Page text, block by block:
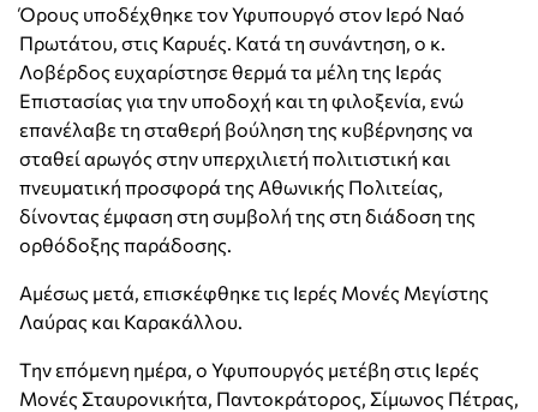
Όρους υποδέχθηκε τον Υφυπουργό στον Ιερό Ναό
Πρωτάτου, στις Καρυές. Κατά τη συνάντηση, ο κ.
Λοβέρδος ευχαρίστησε θερμά τα μέλη της Ιεράς
Επιστασίας για την υποδοχή και τη φιλοξενία, ενώ
επανέλαβε τη σταθερή βούληση της κυβέρνησης να
σταθεί αρωγός στην υπερχιλιετή πολιτιστική και
πνευματική προσφορά της Αθωνικής Πολιτείας,
δίνοντας έμφαση στη συμβολή της στη διάδοση της
ορθόδοξης παράδοσης.
Αμέσως μετά, επισκέφθηκε τις Ιερές Μονές Μεγίστης
Λαύρας και Καρακάλλου.
Tην επόμενη ημέρα, ο Υφυπουργός μετέβη στις Ιερές
Μονές Σταυρονικήτα, Παντοκράτορος, Σίμωνος Πέτρας,